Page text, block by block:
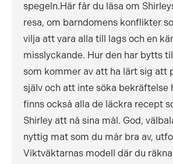
spegeln.Här får du läsa om
resa, om barndomens konflikter
vilja att vara alla till lags och en
misslyckande. Hur den har bytts
som kommer av att ha lärt sig att
själv och att inte söka bekräftelse
finns också alla de läckra recept
Shirley att nå sina mål. God,
nyttig mat som du mår bra av,
Viktväktarnas modell där du